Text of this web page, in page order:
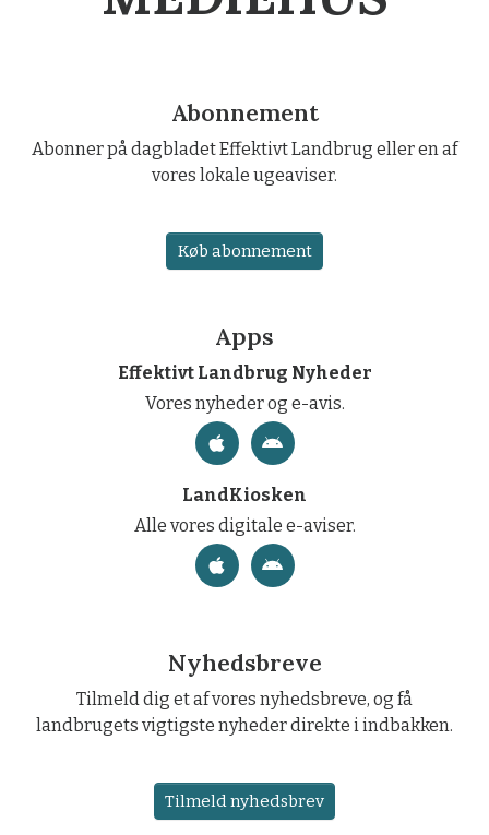
Abonnement
Abonner på dagbladet Effektivt Landbrug eller en af
vores lokale ugeaviser.
Køb abonnement
Apps
Effektivt Landbrug Nyheder
Vores nyheder og e-avis.
LandKiosken
Alle vores digitale e-aviser.
Nyhedsbreve
Tilmeld dig et af vores nyhedsbreve, og få
landbrugets vigtigste nyheder direkte i indbakken.
Tilmeld nyhedsbrev